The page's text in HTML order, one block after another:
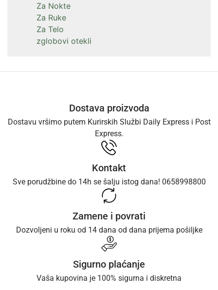
Za Nokte
Za Ruke
Za Telo
zglobovi otekli
Dostava proizvoda
Dostavu vršimo putem Kurirskih Službi Daily Express i Post
Express.
Kontakt
Sve porudžbine do 14h se šalju istog dana! 0658998800
Zamene i povrati
Dozvoljeni u roku od 14 dana od dana prijema pošiljke
Sigurno plaćanje
Vaša kupovina je 100% sigurna i diskretna